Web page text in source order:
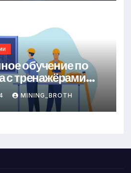
обучение по
с тренажёрами
MINING_BROTH